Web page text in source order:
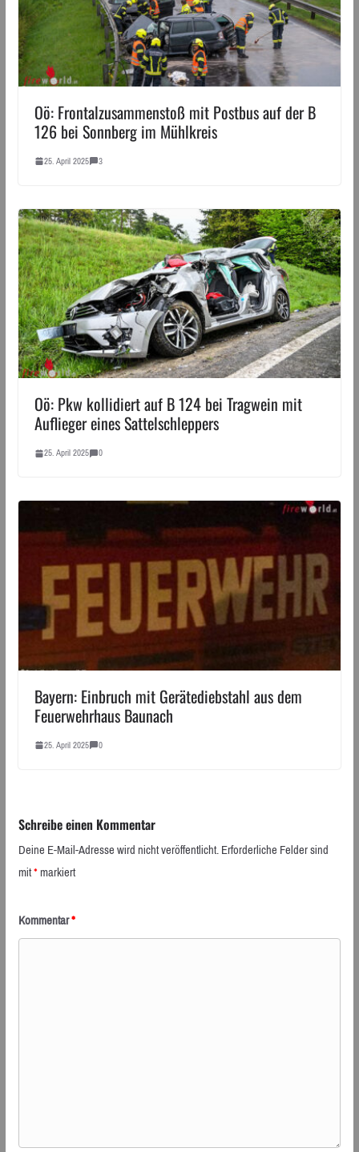
Oö: Frontalzusammenstoß mit Postbus auf der B
126 bei Sonnberg im Mühlkreis
25. April 2025 3
Oö: Pkw kollidiert auf B 124 bei Tragwein mit
Auflieger eines Sattelschleppers
25. April 2025 0
Bayern: Einbruch mit Gerätediebstahl aus dem
Feuerwehrhaus Baunach
25. April 2025 0
Schreibe einen Kommentar
Deine E-Mail-Adresse wird nicht veröffentlicht.Erforderliche Felder sind
mit*markiert
Kommentar*